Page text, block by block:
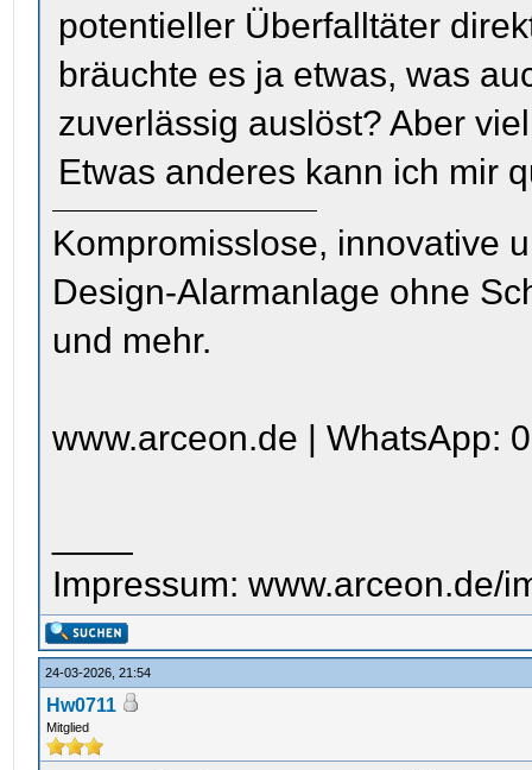
potentieller Überfalltäter
bräuchte es ja etwas, was
zuverlässig auslöst? Aber
Etwas anderes kann ich mir
Kompromisslose, innovative
Design-Alarmanlage ohne
und mehr.
www.arceon.de | WhatsApp:
Impressum: www.arceon.de/
24-03-2026, 21:54
Hw0711
Mitglied